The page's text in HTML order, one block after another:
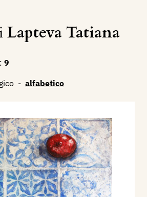
Lapteva Tatiana
9
- alfabetico